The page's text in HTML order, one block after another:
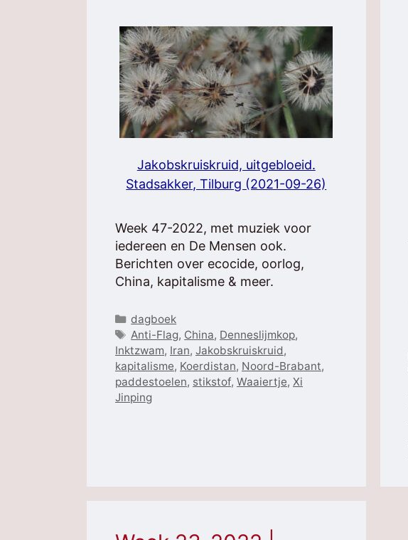
Jakobskruiskruid, uitgebloeid.
Stadsakker, Tilburg (2021-09-26)
Week 47-2022, met muziek voor
iedereen en De Mensen ook.
Berichten over ecocide, oorlog,
China, kapitalisme & meer.
Categorieën
dagboek
Tags
Anti-Flag, China, Denneslijmkop,
Inktzwam, Iran, Jakobskruiskruid,
kapitalisme, Koerdistan, Noord-Brabant,
paddestoelen, stikstof, Waaiertje, Xi
Jinping